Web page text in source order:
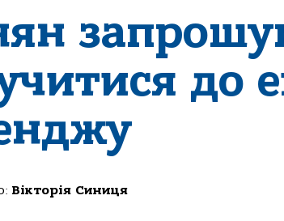
до
Вікторія Синиця